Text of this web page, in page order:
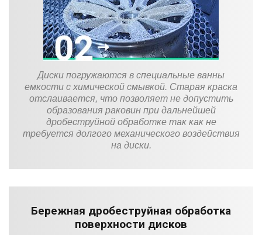
Диски погружаются в специальные ванны
емкости с химической смывкой. Старая краска
отслаивается, что позволяет не допустить
образования раковин при дальнейшей
дробеструйной обработке так как не
требуется долгого механического воздействия
на диски.
Бережная дробеструйная обработка
поверхности дисков